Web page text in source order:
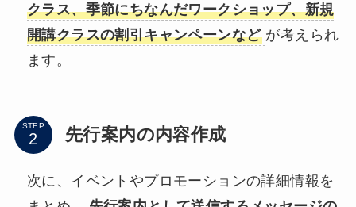
クラス、季節にちなんだワークショップ、新規
開講クラスの割引キャンペーンなど が考えられ
ます。
STEP 先行案内の内容作成
次に、イベントやプロモーションの詳細情報を